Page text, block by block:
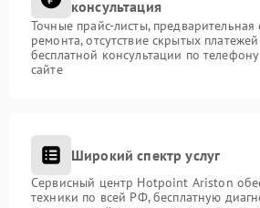
консультация
Точные прайс-листы,
ремонта, отсутствие скрытых
бесплатной консультации по
сайте
Широкий спектр услуг
Сервисный центр Hotpoint Ariston
техники по всей РФ, бесплатную